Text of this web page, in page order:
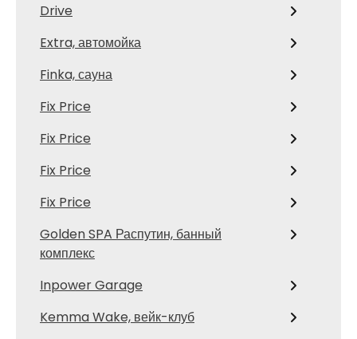
Drive
Extra, автомойка
Finka, сауна
Fix Price
Fix Price
Fix Price
Fix Price
Golden SPA Распутин, банный
комплекс
Inpower Garage
Kemma Wake, вейк-клуб